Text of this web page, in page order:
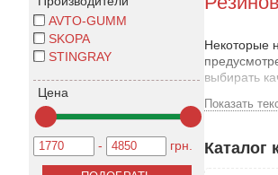
AVTO-GUMM
SKOPA
STINGRAY
Цена
- грн.
Некоторые
выбирать
Особое
привести к
Показать
Каталог